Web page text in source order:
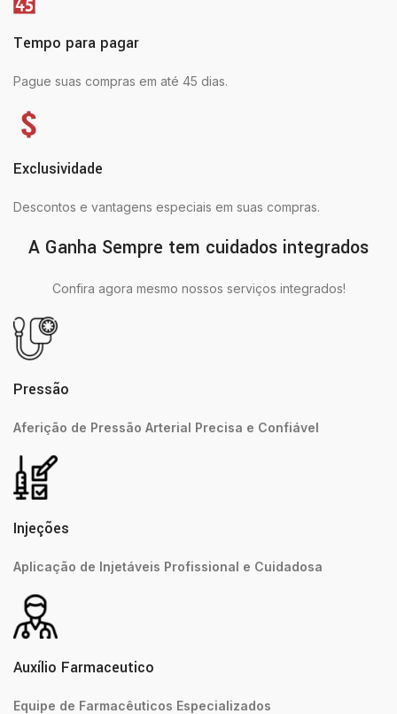
Tempo para pagar
Pague suas compras em até 45 dias.
Exclusividade
Descontos e vantagens especiais em suas compras.
A Ganha Sempre tem cuidados integrados
Confira agora mesmo nossos serviços integrados!
Pressão
Aferição de Pressão Arterial Precisa e Confiável
Injeções
Aplicação de Injetáveis Profissional e Cuidadosa
Auxílio Farmaceutico
Equipe de Farmacêuticos Especializados